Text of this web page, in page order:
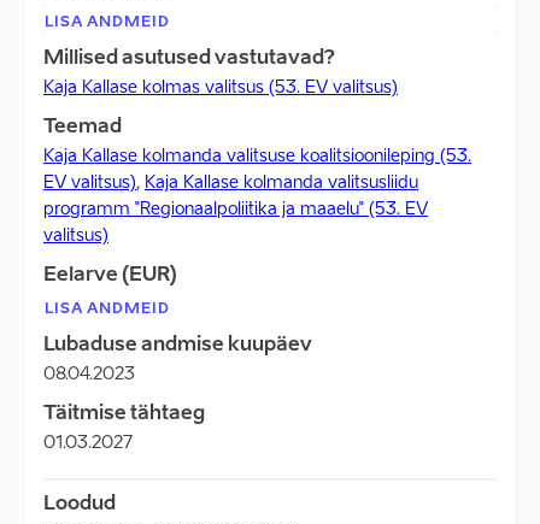
LISA ANDMEID
Millised asutused vastutavad?
Kaja Kallase kolmas valitsus (53. EV valitsus)
Teemad
Kaja Kallase kolmanda valitsuse koalitsioonileping (53.
EV valitsus), Kaja Kallase kolmanda valitsusliidu
programm "Regionaalpoliitika ja maaelu" (53. EV
valitsus)
Eelarve (EUR)
LISA ANDMEID
Lubaduse andmise kuupäev
08.04.2023
Täitmise tähtaeg
01.03.2027
Loodud